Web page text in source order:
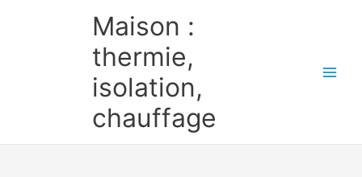
Maison :
thermie,
isolation,
chauffage